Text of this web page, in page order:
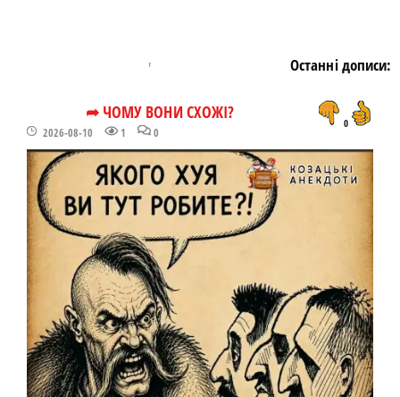
Останні дописи:
➦ ЧОМУ ВОНИ СХОЖІ?
2026-08-10 1 0
0